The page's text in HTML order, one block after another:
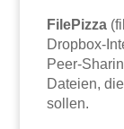
FilePizza
Dropbox-
Peer-
Dateien,
sollen.